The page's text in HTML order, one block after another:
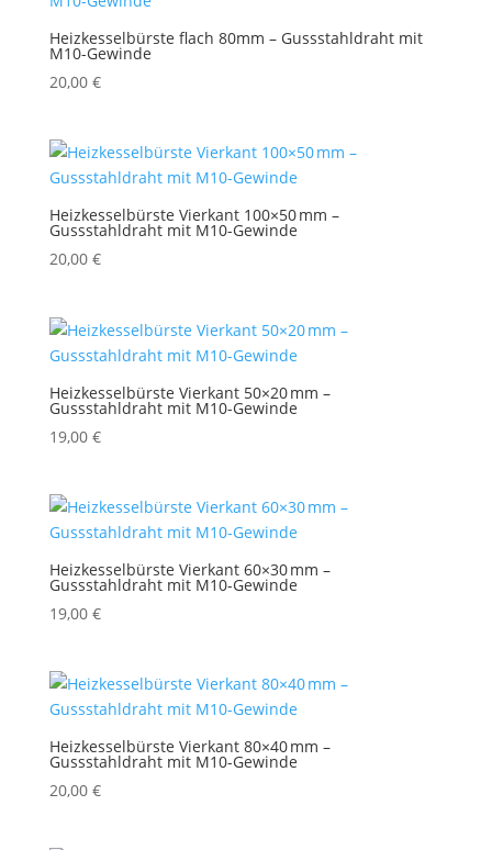
Heizkesselbürste flach 80mm – Gussstahldraht mit
M10-Gewinde
20,00 €
Heizkesselbürste Vierkant 100×50 mm –
Gussstahldraht mit M10-Gewinde
20,00 €
Heizkesselbürste Vierkant 50×20 mm –
Gussstahldraht mit M10-Gewinde
19,00 €
Heizkesselbürste Vierkant 60×30 mm –
Gussstahldraht mit M10-Gewinde
19,00 €
Heizkesselbürste Vierkant 80×40 mm –
Gussstahldraht mit M10-Gewinde
20,00 €